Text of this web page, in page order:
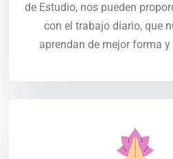
de Estudio, nos pueden
con el trabajo diario, que
aprendan de mejor forma